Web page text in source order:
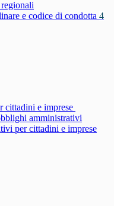
e codice di condotta 4
cittadini e imprese
amministrativi
per cittadini e imprese